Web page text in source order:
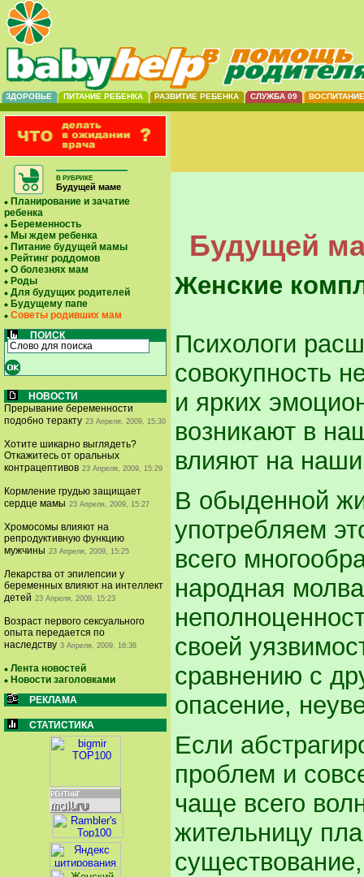
ЗДОРОВЬЕ ПИТАНИЕ РЕБЕНКА РАЗВИТИЕ РЕБЕНКА СЛУЖБА 09 ВОСПИТАНИЕ
В РУБРИКЕ
Будущей маме
Планирование и зачатие
ребенка
Беременность
Мы ждем ребенка
Питание будущей мамы
Рейтинг роддомов
О болезнях мам
Роды
Для будущих родителей
Будущему папе
Советы родивших мам
ПОИСК
НОВОСТИ
Прерывание беременности
подобно теракту 23 Апреля, 2009, 15:30
Хотите шикарно выглядеть?
Откажитесь от оральных
контрацептивов 23 Апреля, 2009, 15:29
Кормление грудью защищает
сердце мамы 23 Апреля, 2009, 15:27
Хромосомы влияют на
репродуктивную функцию
мужчины 23 Апреля, 2009, 15:25
Лекарства от эпилепсии у
беременных влияют на интеллект
детей 23 Апреля, 2009, 15:23
Возраст первого сексуального
опыта передается по
наследству 3 Апреля, 2009, 16:38
Лента новостей
Новости заголовками
РЕКЛАМА
СТАТИСТИКА
Будущей
Женские
Психологи
совокупность
и ярких
возникают в
влияют на
В обыденной
употребляем
всего
народная
своей
сравнению с
опасение,
Если
проблем и
чаще всего
жительницу